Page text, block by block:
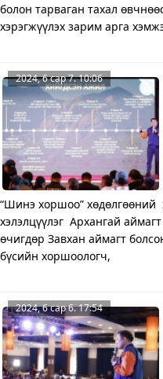
болон тарваган тахал
хэрэгжүүлэх зарим арга
2024, 6 сар 7. 10:06
“Шинэ хоршоо” хөдөлгөөний
хэлэлцүүлэг Архангай
өчигдөр Завхан аймагт
бүсийн хоршоологч,
2024, 6 сар 6. 17:54